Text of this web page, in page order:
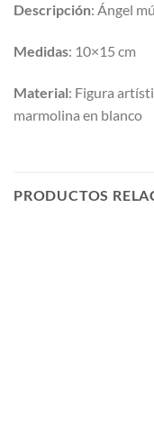
Descripción: Ángel
Medidas: 10×15 cm
Material: Figura
marmolina en blanco
PRODUCTOS